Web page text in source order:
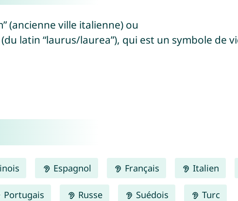
(ancienne ville italienne) ou
latin “laurus/laurea”), qui est un symbole de
Espagnol Français Italien
Portugais Russe Suédois Turc